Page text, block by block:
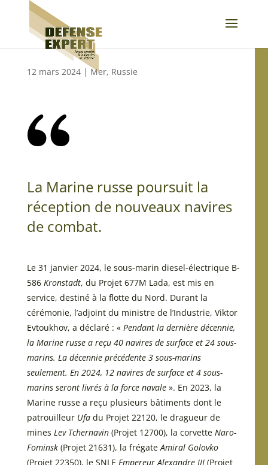
12 mars 2024| Mer, Russie
La Marine russe poursuit la
réception de nouveaux navires
de combat.
Le 31 janvier 2024, le sous-marin diesel-électrique B-
586 Kronstadt, du Projet 677M Lada, est mis en
service, destiné à la flotte du Nord. Durant la
cérémonie, l’adjoint du ministre de l’Industrie, Viktor
Evtoukhov, a déclaré : « Pendant la dernière décennie,
la Marine russe a reçu 40 navires de surface et 24 sous-
marins. La décennie précédente 3 sous-marins
seulement. En 2024, 12 navires de surface et 4 sous-
marins seront livrés à la force navale». En 2023, la
Marine russe a reçu plusieurs bâtiments dont le
patrouilleur Ufadu Projet 22120, le dragueur de
mines Lev Tchernavin(Projet 12700), la corvette Naro-
Fominsk(Projet 21631), la frégateAmiral Golovko
(Projet 22350), le SNLE Empereur Alexandre III(Projet